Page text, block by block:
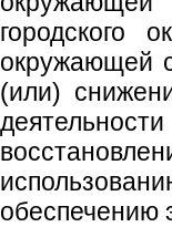
городского
окружающей
(или)
обеспечению